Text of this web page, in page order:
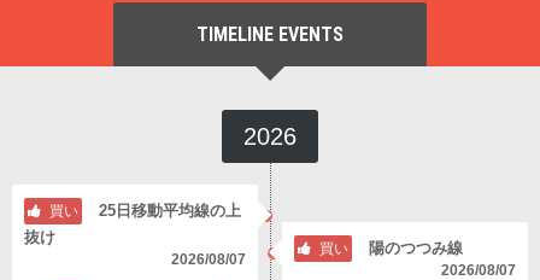
TIMELINE EVENTS
2026
買い
25日移動平均線の上
抜け
2026/08/07
買い 陽のつつみ線
2026/08/07